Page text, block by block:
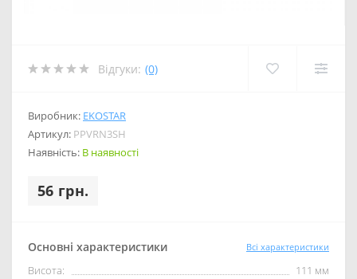
Відгуки: (0)
Виробник: EKOSTAR
Артикул: PPVRN3SH
Наявність: В наявності
56 грн.
Основні характеристики Всі характеристики
Висота:
111 мм